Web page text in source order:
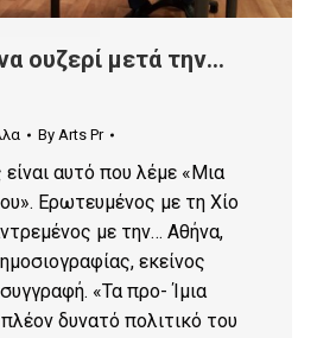
ουζερί μετά την…
By Arts Pr
αυτό που λέμε «Μια
Ερωτευμένος με τη Χίο
με την… Αθήνα,
εκείνος
«Τα προ- Ίμια
δυνατό πολιτικό του